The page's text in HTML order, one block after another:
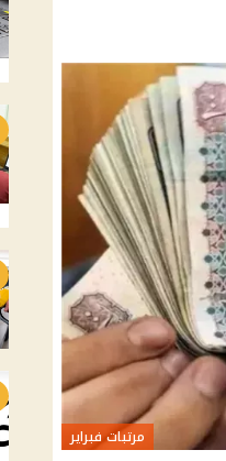
مرتبات فبراير